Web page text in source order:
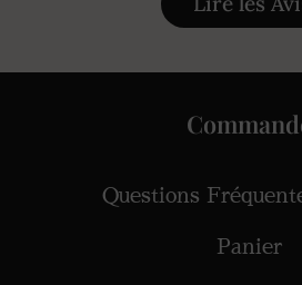
Questions
Panier